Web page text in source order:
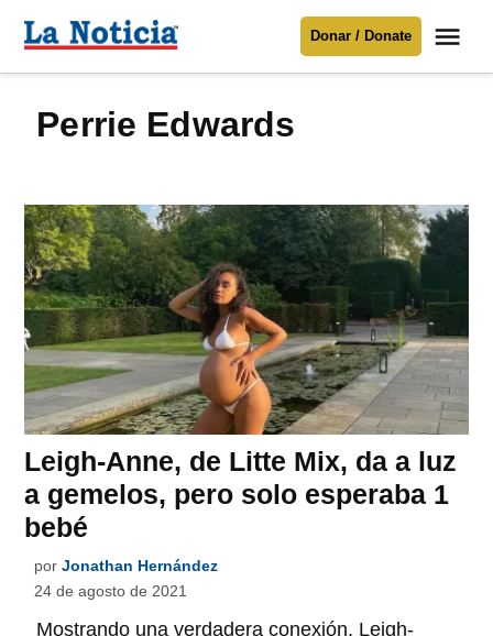
Para mantenerte informado necesitamos
contenido
Noticia
Donar / Donate
Perrie Edwards
Leigh-Anne, de Litte Mix, da a luz
a gemelos, pero solo esperaba 1
bebé
por Jonathan Hernández
24 de agosto de 2021
Mostrando una verdadera conexión, Leigh-